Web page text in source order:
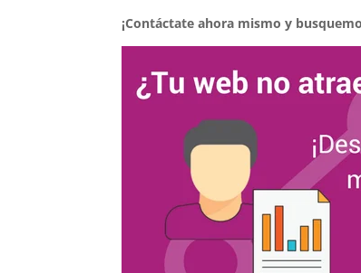
¡Contáctate ahora mismo y